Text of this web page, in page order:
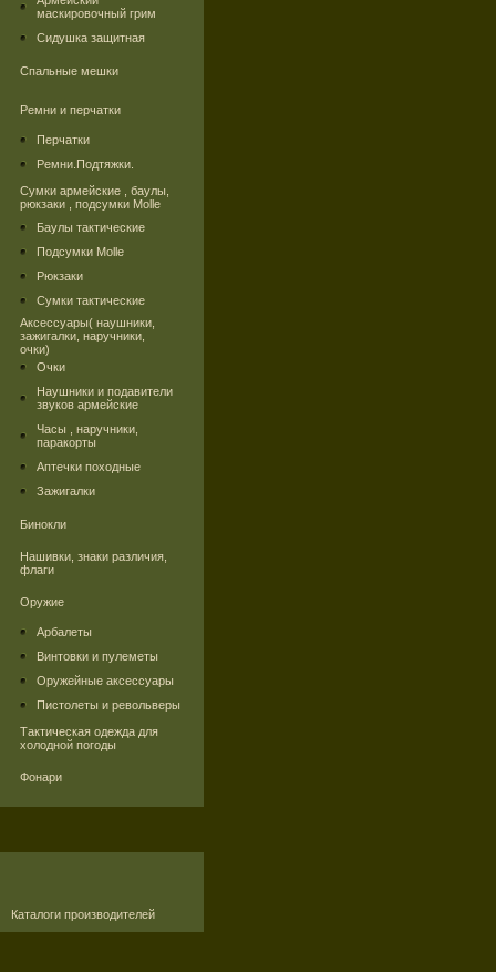
маскировочный грим
Сидушка защитная
Спальные мешки
Ремни и перчатки
Перчатки
Ремни.Подтяжки.
Сумки армейские , баулы,
рюкзаки , подсумки Molle
Баулы тактические
Подсумки Molle
Рюкзаки
Сумки тактические
Аксессуары( наушники,
зажигалки, наручники,
очки)
Очки
Наушники и подавители
звуков армейские
Часы , наручники,
паракорты
Аптечки походные
Зажигалки
Бинокли
Нашивки, знаки различия,
флаги
Оружие
Арбалеты
Винтовки и пулеметы
Оружейные аксессуары
Пистолеты и револьверы
Тактическая одежда для
холодной погоды
Фонари
Каталоги производителей